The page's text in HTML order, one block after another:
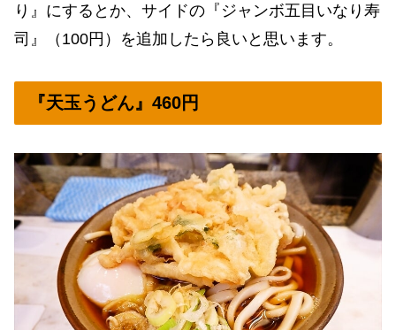
り』にするとか、サイドの『ジャンボ五目いなり寿
司』（100円）を追加したら良いと思います。
『天玉うどん』460円